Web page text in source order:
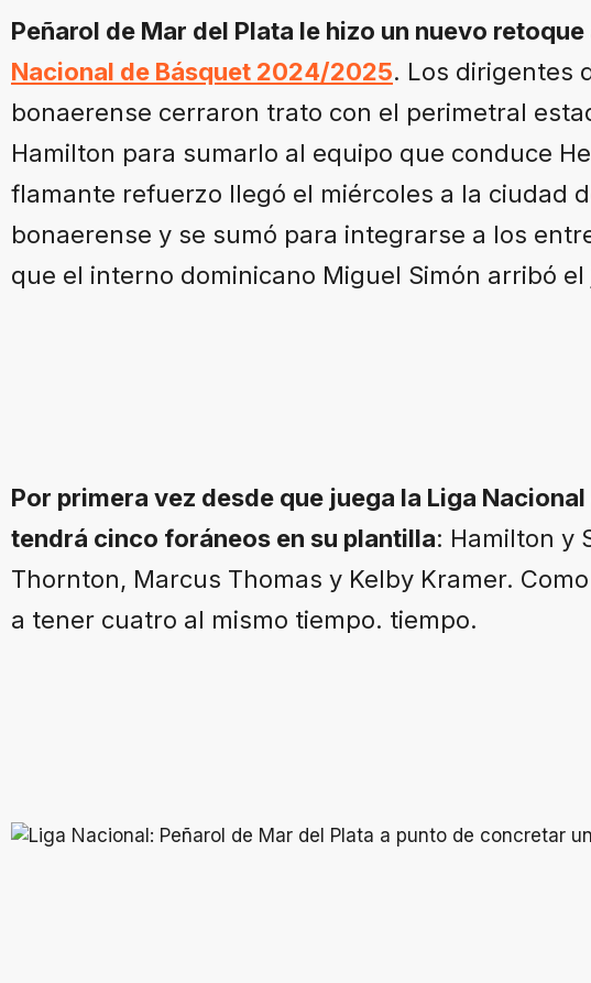
Peñarol de Mar del Plata le hizo un nuevo
Nacional de Básquet 2024/2025. Los dirigentes
bonaerense cerraron trato con el perimetral
Hamilton para sumarlo al equipo que conduce
flamante refuerzo llegó el miércoles a la ciudad
bonaerense y se sumó para integrarse a los
que el interno dominicano Miguel Simón arribó el
Por primera vez desde que juega la Liga
tendrá cinco foráneos en su plantilla: Hamilton y
Thornton, Marcus Thomas y Kelby Kramer.
a tener cuatro al mismo tiempo. tiempo.